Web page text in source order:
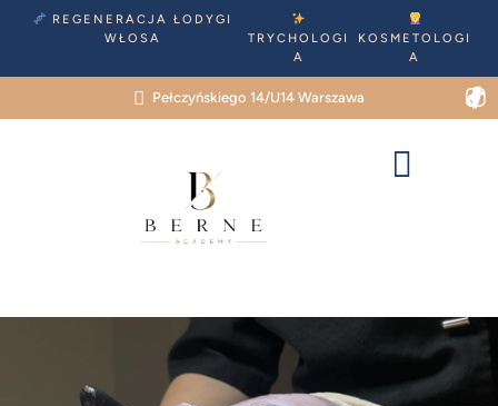
REGENERACJA ŁODYGI
WŁOSA
TRYCHOLOGI
A
KOSMETOLOGI
A
Pełczyńskiego 14/U14 Warszawa